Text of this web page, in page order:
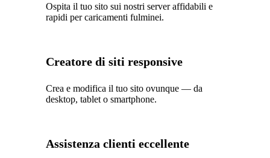
Ospita il tuo sito sui nostri server affidabili e
rapidi per caricamenti fulminei.
Creatore di siti responsive
Crea e modifica il tuo sito ovunque — da
desktop, tablet o smartphone.
Assistenza clienti eccellente